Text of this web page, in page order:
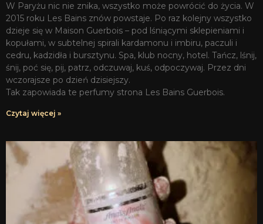
W Paryżu nic nie znika, wszystko może powrócić do życia. W
2015 roku Les Bains znów powstaje. Po raz kolejny wszystko
dzieje się w Maison Guerbois – pod lśniącymi sklepieniami i
kopułami, w subtelnej spirali kardamonu i imbiru, paczuli i
cedru, kadzidła i bursztynu. Spa, klub nocny, hotel. Tańcz, lśnij,
śnij, poć się, pij, patrz, odczuwaj, kuś, odpoczywaj. Przez dni
wczorajsze po dzień dzisiejszy.
Tak zapowiada te perfumy strona Les Bains Guerbois.
Czytaj więcej »